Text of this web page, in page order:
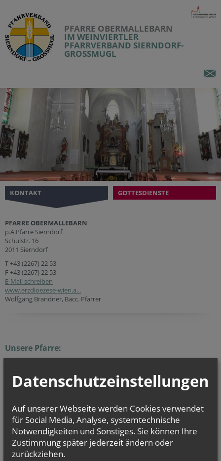
PFARRE OBERMALLEBARN
IM WEINVIERTLER
PFARRVERBAND SIERNDORF-
GROSSMUGL
KONTAKT GOTTESDIENSTE
PFARRE OBERMALLEBARN
p.A.Pfarre Sierndorf
Schulstr. 16
2011 Sierndorf
T+43 (2267) 22 53
F +43 (2267) 22 53
E-Mail schreiben
www.erzdioezese-wien.a...
Wolfgang Brandner, Bacc. Pfarrer
Unsere Pfarre:
1725 wird in der Pfarrchronik ein
„kleines Bethäusel, worin die Gemeinde
sich versammelt, am Samstage, Son, und Feyertagen Nachmittag den Rosen –
erwähnt. Dieses Bethaus wurde 1755 zu einer Kapelle
Obermallebarn ein Benefiziat errichtet. Aus diesem Benefiziat heraus
wurde 1783 die Pfarre Obermallebarn gegründet.
Lesen Sie weiter auf den Seiten derHeimatforschung Sierndorf.
Zur Pfarre gehört eine außerhalb des Ortes liegende
Marienwallfahrtskapelle MariaMallebarn. Am zweiten Sonntag im
September findet die traditionelle Wallfahrt von der Pfarrkirche zur
Datenschutzeinstellungen
Auf unserer Webseite werden Cookies verwendet
für Social Media, Analyse, systemtechnische
Notwendigkeiten und Sonstiges. Sie können Ihre
Zustimmung später jederzeit ändern oder
zurückziehen.